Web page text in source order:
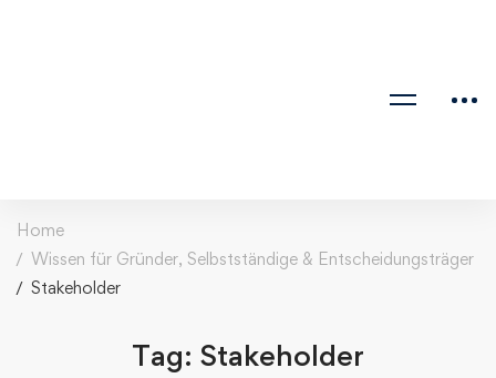
Home
Wissen für Gründer, Selbstständige & Entscheidungsträger
Stakeholder
Tag: Stakeholder